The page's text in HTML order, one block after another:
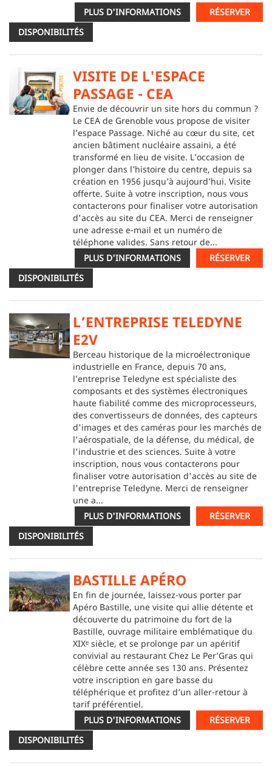
PLUS D'INFORMATIONS
RÉSERVER
DISPONIBILITÉS
VISITE DE L'ESPACE
PASSAGE - CEA
Envie de découvrir un site hors du commun ?
Le CEA de Grenoble vous propose de visiter
l’espace Passage. Niché au cœur du site, cet
ancien bâtiment nucléaire assaini, a été
transformé en lieu de visite. L’occasion de
plonger dans l’histoire du centre, depuis sa
création en 1956 jusqu’à aujourd’hui. Visite
offerte. Suite à votre inscription, nous vous
contacterons pour finaliser votre autorisation
d'accès au site du CEA. Merci de renseigner
une adresse e-mail et un numéro de
téléphone valides. Sans retour de...
PLUS D'INFORMATIONS
RÉSERVER
DISPONIBILITÉS
L’ENTREPRISE TELEDYNE
E2V
Berceau historique de la microélectronique
industrielle en France, depuis 70 ans,
l’entreprise Teledyne est spécialiste des
composants et des systèmes électroniques
haute fiabilité comme des microprocesseurs,
des convertisseurs de données, des capteurs
d'images et des caméras pour les marchés de
l'aérospatiale, de la défense, du médical, de
l'industrie et des sciences. Suite à votre
inscription, nous vous contacterons pour
finaliser votre autorisation d'accès au site de
l'entreprise Teledyne. Merci de renseigner
une a...
PLUS D'INFORMATIONS
RÉSERVER
DISPONIBILITÉS
BASTILLE APÉRO
En fin de journée, laissez-vous porter par
Apéro Bastille, une visite qui allie détente et
découverte du patrimoine du fort de la
Bastille, ouvrage militaire emblématique du
XIXᵉ siècle, et se prolonge par un apéritif
convivial au restaurant Chez Le Per’Gras qui
célèbre cette année ses 130 ans. Présentez
votre inscription en gare basse du
téléphérique et profitez d’un aller-retour à
tarif préférentiel.
PLUS D'INFORMATIONS
RÉSERVER
DISPONIBILITÉS